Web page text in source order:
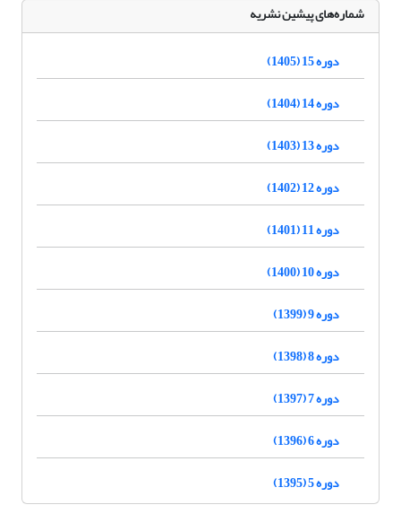
شماره‌های پیشین نشریه
دوره 15 (1405)
دوره 14 (1404)
دوره 13 (1403)
دوره 12 (1402)
دوره 11 (1401)
دوره 10 (1400)
دوره 9 (1399)
دوره 8 (1398)
دوره 7 (1397)
دوره 6 (1396)
دوره 5 (1395)